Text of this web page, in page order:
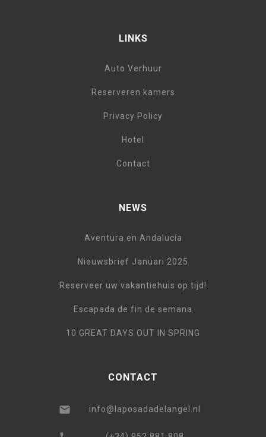
LINKS
Auto Verhuur
Reserveren kamers
Privacy Policy
Hotel
Contact
NEWS
Aventura en Andalucía
Nieuwsbrief Januari 2025
Reserveer uw vakantiehuis op tijd!
Escapada de fin de semana
10 GREAT DAYS OUT IN SPRING
CONTACT
info@laposadadelangel.nl